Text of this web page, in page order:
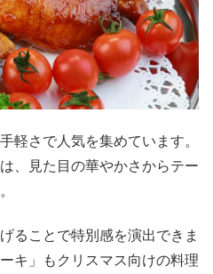
軽さで人気を集めています。
、見た目の華やかさからテー
ることで特別感を演出できま
キ」もクリスマス向けの料理